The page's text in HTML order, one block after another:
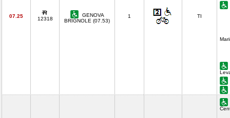
07.25 12318
GENOVA
BRIGNOLE (07.53)
1 TI